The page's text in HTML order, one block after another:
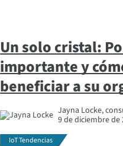
Un solo cristal:
importante y
beneficiar a su
Jayna Locke,
9 de diciembre de
IoT Tendencias